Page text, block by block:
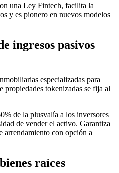
una Ley Fintech, facilita la
y es pionero en nuevos modelos
ingresos pasivos
especializadas para
propiedades tokenizadas se fija al
de la plusvalía a los inversores
de vender el activo. Garantiza
arrendamiento con opción a
raíces